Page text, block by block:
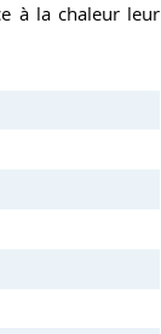
à la chaleur leur